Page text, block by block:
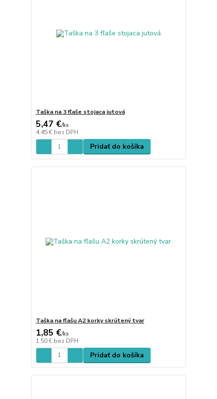
Taška na 3 fľaše stojaca jutová
5,47 €/ks
4,45 € bez DPH
Pridať do košíka
Taška na fľašu A2 korky skrútený tvar
1,85 €/ks
1,50 € bez DPH
Pridať do košíka